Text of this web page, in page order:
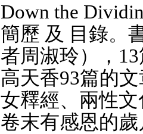
Down the
簡歷 及 目錄。
者周淑玲），
高天香93篇的
女釋經、兩性
卷末有感恩的